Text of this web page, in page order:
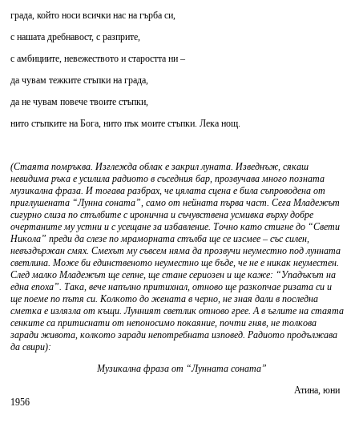
града, който носи всички нас на гърба си,
с нашата дребнавост, с разприте,
с амбициите, невежеството и старостта ни –
да чувам тежките стъпки на града,
да не чувам повече твоите стъпки,
нито стъпките на Бога, нито пък моите стъпки. Лека нощ.
(Стаята помръква. Изглежда облак е закрил луната. Изведнъж, сякаш
невидима ръка е усилила радиото в съседния бар, прозвучава много позната
музикална фраза. И тогава разбрах, че цялата сцена е била съпроводена от
приглушената “Лунна соната”, само от нейната първа част. Сега Младежът
сигурно слиза по стълбите с иронична и съчувствена усмивка върху добре
очертаните му устни и с усещане за избавление. Точно като стигне до “Свети
Никола” преди да слезе по мраморната стълба ще се изсмее – със силен,
невъздържан смях. Смехът му съвсем няма да прозвучи неуместно под лунната
светлина. Може би единственото неуместно ще бъде, че не е никак неуместен.
След малко Младежът ще сепне, ще стане сериозен и ще каже: “Упадъкът на
една епоха”. Така, вече напълно притихнал, отново ще разкопчае ризата си и
ще поеме по пътя си. Колкото до жената в черно, не зная дали в последна
сметка е излязла от къщи. Лунният светлик отново грее. А в ъглите на стаята
сенките са притиснати от непоносимо покаяние, почти гняв, не толкова
заради живота, колкото заради непотребната изповед. Радиото продължава
да свири):
Музикална фраза от “Лунната соната”
Атина, юни
1956